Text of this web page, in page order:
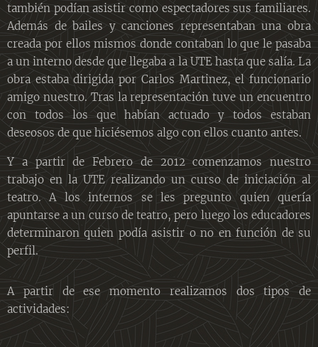
también podían asistir como espectadores sus familiares.
Además de bailes y canciones representaban una obra
creada por ellos mismos donde contaban lo que le pasaba
a un interno desde que llegaba a la UTE hasta que salía. La
obra estaba dirigida por Carlos Martinez, el funcionario
amigo nuestro. Tras la representación tuve un encuentro
con todos los que habían actuado y todos estaban
deseosos de que hiciésemos algo con ellos cuanto antes.
Y a partir de Febrero de 2012 comenzamos nuestro
trabajo en la UTE realizando un curso de iniciación al
teatro. A los internos se les pregunto quien quería
apuntarse a un curso de teatro, pero luego los educadores
determinaron quien podía asistir o no en función de su
perfil.
A partir de ese momento realizamos dos tipos de
actividades: